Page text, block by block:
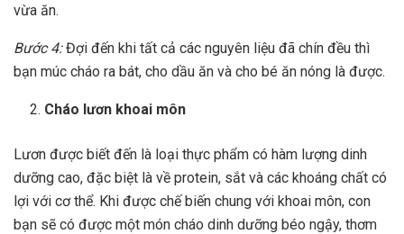
vừa ăn.
Bước 4:Đợi đến khi tất cả các nguyên liệu đã chín đều thì
bạn múc cháo ra bát, cho dầu ăn và cho bé ăn nóng là được.
Cháo lươn khoai môn
Lươn được biết đến là loại thực phẩm có hàm lượng dinh
dưỡng cao, đặc biệt là về protein, sắt và các khoáng chất có
lợi với cơ thể. Khi được chế biến chung với khoai môn, con
bạn sẽ có được một món cháo dinh dưỡng béo ngậy, thơm